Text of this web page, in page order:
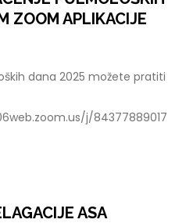
ZOOM APLIKACIJE
dana 2025 možete pratiti
j/84377889017
ASA